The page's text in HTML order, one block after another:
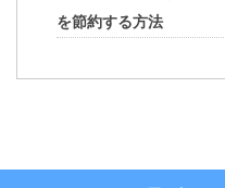
を節約する方法